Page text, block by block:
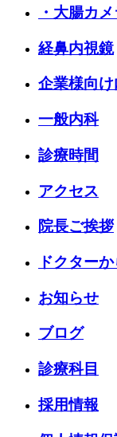
・大腸カ
経鼻内視鏡
企業様向
一般内科
診療時間
アクセス
院長ご挨拶
ドクター
お知らせ
ブログ
診療科目
採用情報